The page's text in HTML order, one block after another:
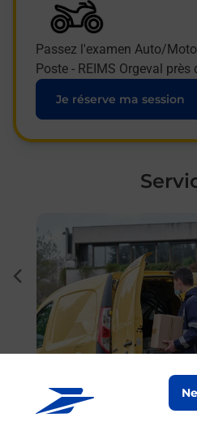
Passez l'examen Auto/
Poste - REIMS Orgeval près
Je réserve ma session
En savoir plus
Envoyer un colis